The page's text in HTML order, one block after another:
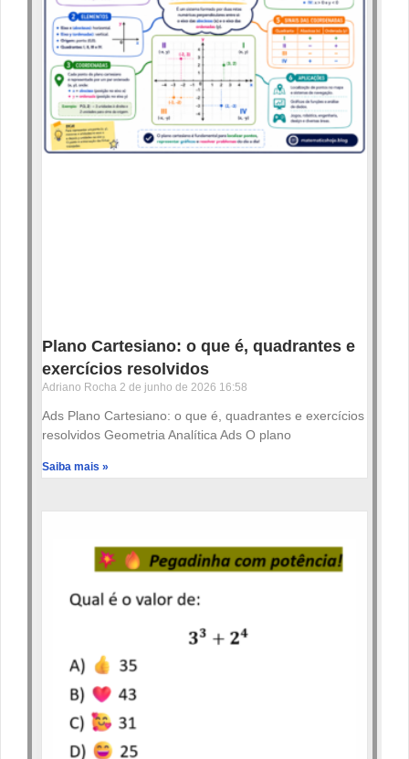
Plano Cartesiano: o que é, quadrantes e
exercícios resolvidos
Adriano Rocha 2 de junho de 2026 16:58
Ads Plano Cartesiano: o que é, quadrantes e exercícios
resolvidos Geometria Analítica Ads O plano
Saiba mais »